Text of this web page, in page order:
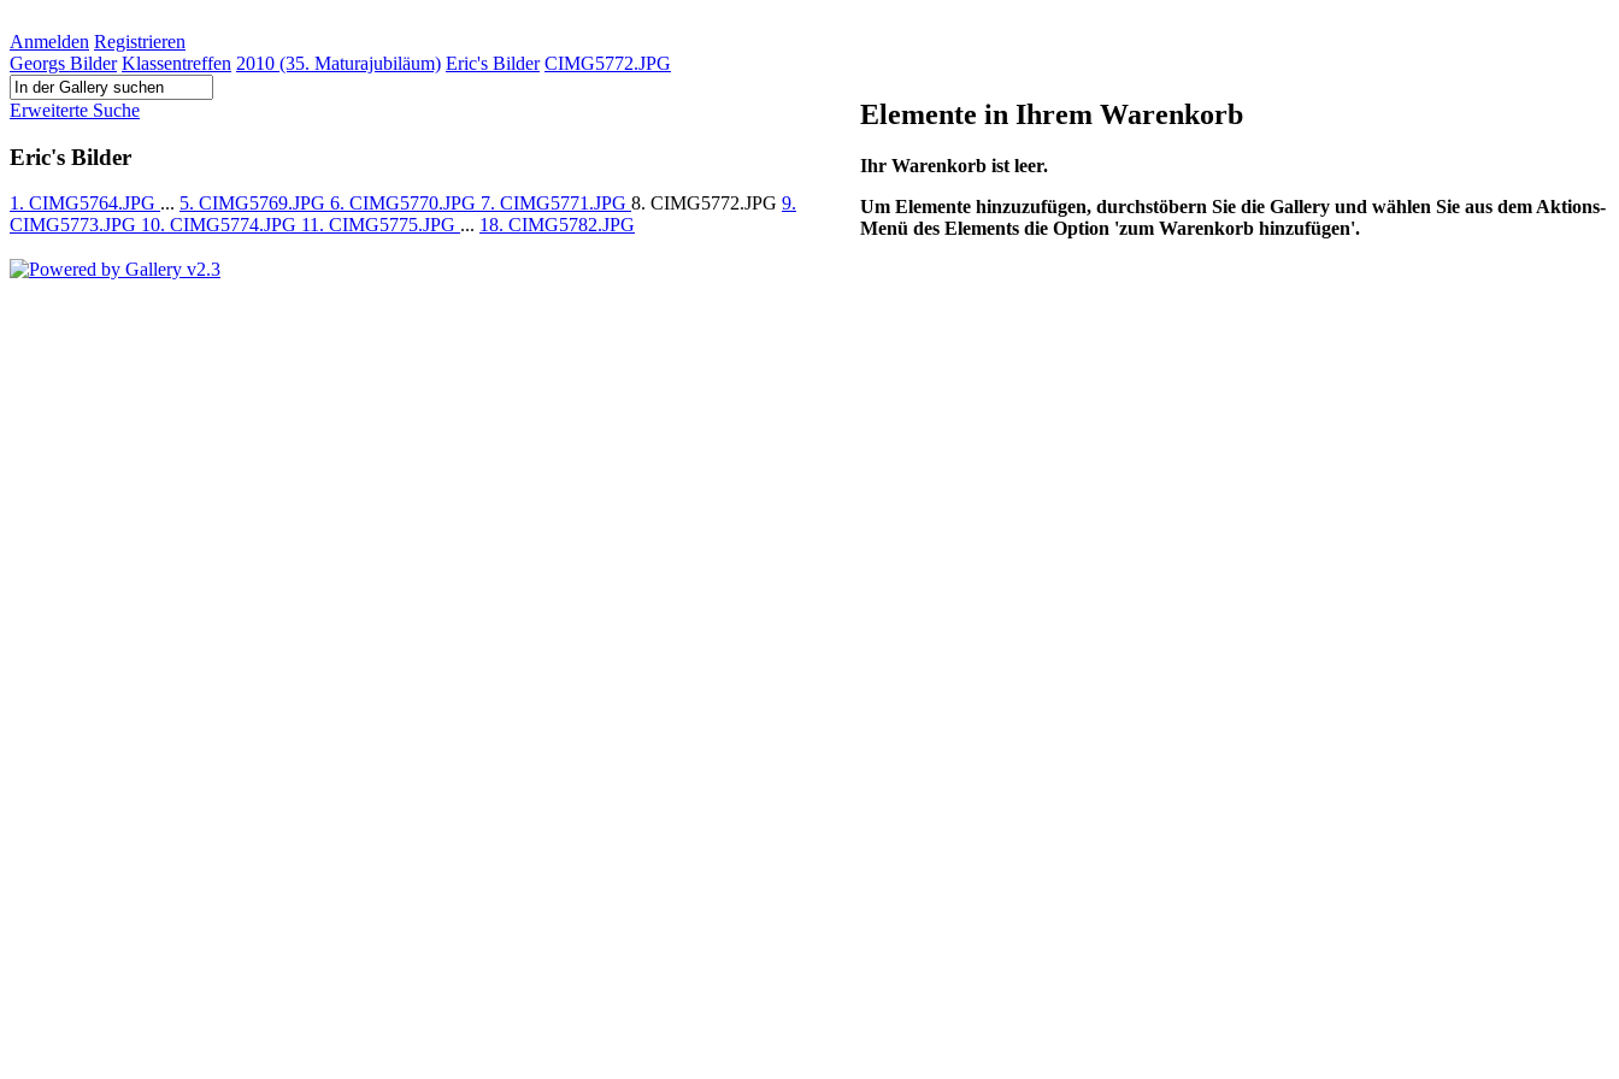
Anmelden Registrieren
Georgs Bilder Klassentreffen 2010 (35. Maturajubiläum) Eric's Bilder CIMG5772.JPG
Erweiterte Suche
Eric's Bilder
1. CIMG5764.JPG ... 5. CIMG5769.JPG 6. CIMG5770.JPG 7. CIMG5771.JPG 8. CIMG5772.JPG 9.
CIMG5773.JPG 10. CIMG5774.JPG 11. CIMG5775.JPG ... 18. CIMG5782.JPG
Elemente in Ihrem Warenkorb
Ihr Warenkorb ist leer.
Um Elemente hinzuzufügen, durchstöbern Sie die Gallery und wählen Sie aus dem Aktions-
Menü des Elements die Option 'zum Warenkorb hinzufügen'.